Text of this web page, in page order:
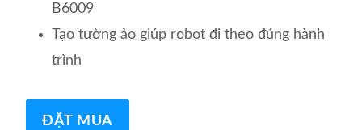
B6009
Tạo tường ảo giúp robot đi theo đúng hành
trình
ĐẶT MUA